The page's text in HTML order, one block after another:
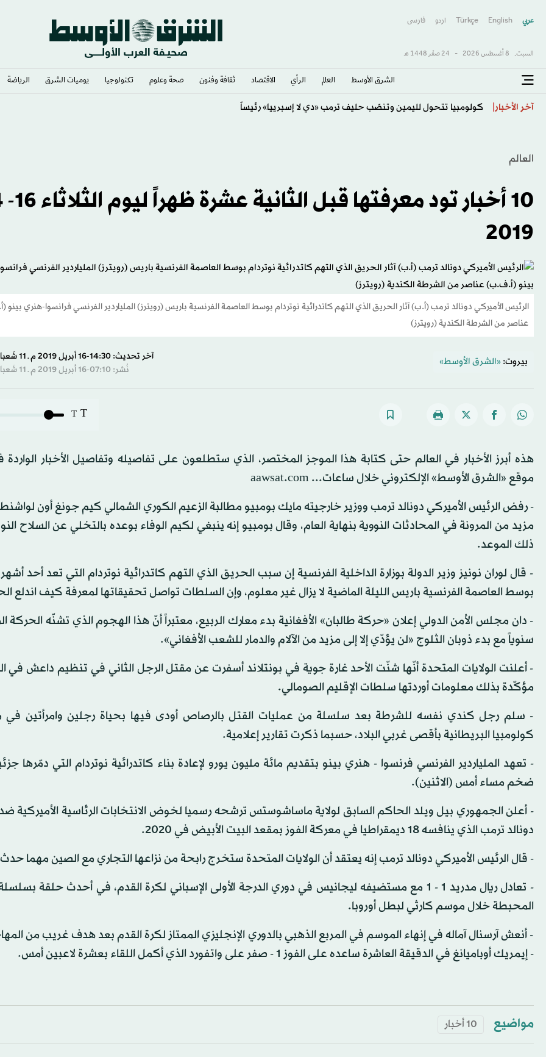
عربي English
Türkçe اردو فارسى
السبت, 8 أغسطس 2026 - 24 صفَر 1448 هـ
الشرق الأوسط​ العالم الرأي الاقتصاد ثقافة وفنون صحة وعلوم تكنولوجيا يوميات الشرق​ الرياضة
آخر الأخبار
العالم
2019
الرئيس الأميركي دونالد ترمب (أ.ب) آثار الحريق الذي التهم كاتدرائية نوتردام بوسط العاصمة الفرنسية باريس (رويترز) الملياردير الفرنسي فرانسوا-هنري
عناصر من الشرطة الكندية (رويترز)
بيروت: «الشرق الأوسط»
آخر تحديث: 14:30-16 أبريل 2019 م ـ 11 شَعبان 1440 هـ
نُشر: 07:10-16 أبريل 2019 م ـ 11 شَعبان 1440 هـ
T
T
هذه أبرز الأخبار في العالم حتى كتابة هذا الموجز المختصر، الذي ستطلعون على تفاصيله وتفاصيل الأخبار
موقع «الشرق الأوسط» الإلكتروني خلال ساعات... aawsat.com
- رفض الرئيس الأميركي دونالد ترمب ووزير خارجيته مايك بومبيو مطالبة الزعيم الكوري الشمالي كيم جونغ أون
مزيد من المرونة في المحادثات النووية بنهاية العام، وقال بومبيو إنه ينبغي لكيم الوفاء بوعده بالتخلي عن السلاح
ذلك الموعد.
- قال لوران نونيز وزير الدولة بوزارة الداخلية الفرنسية إن سبب الحريق الذي التهم كاتدرائية نوتردام التي تعد أحد
بوسط العاصمة الفرنسية باريس الليلة الماضية لا يزال غير معلوم، وإن السلطات تواصل تحقيقاتها لمعرفة كيف اندلع
- دان مجلس الأمن الدولي إعلان «حركة طالبان» الأفغانية بدء معارك الربيع، معتبراً أنّ هذا الهجوم الذي تشنّه الحركة
سنوياً مع بدء ذوبان الثلوج «لن يؤدّي إلا إلى مزيد من الآلام والدمار للشعب الأفغاني».
- أعلنت الولايات المتحدة أنّها شنّت الأحد غارة جوية في بونتلاند أسفرت عن مقتل الرجل الثاني في تنظيم داعش في
مؤكّدة بذلك معلومات أوردتها سلطات الإقليم الصومالي.
- سلم رجل كندي نفسه للشرطة بعد سلسلة من عمليات القتل بالرصاص أودى فيها بحياة رجلين وامرأتين في
كولومبيا البريطانية بأقصى غربي البلاد، حسبما ذكرت تقارير إعلامية.
- تعهد الملياردير الفرنسي فرنسوا - هنري بينو بتقديم مائة مليون يورو لإعادة بناء كاتدرائية نوتردام التي دمّرها
ضخم مساء أمس (الاثنين).
- أعلن الجمهوري بيل ويلد الحاكم السابق لولاية ماساشوستس ترشحه رسميا لخوض الانتخابات الرئاسية الأميركية
دونالد ترمب الذي ينافسه 18 ديمقراطيا في معركة الفوز بمقعد البيت الأبيض في 2020.
- قال الرئيس الأميركي دونالد ترمب إنه يعتقد أن الولايات المتحدة ستخرج رابحة من نزاعها التجاري مع الصين مهما
- تعادل ريال مدريد 1 - 1 مع مستضيفه ليجانيس في دوري الدرجة الأولى الإسباني لكرة القدم، في أحدث حلقة
المحبطة خلال موسم كارثي لبطل أوروبا.
- أنعش آرسنال آماله في إنهاء الموسم في المربع الذهبي بالدوري الإنجليزي الممتاز لكرة القدم بعد هدف غريب من
- إيمريك أوباميانغ في الدقيقة العاشرة ساعده على الفوز 1 - صفر على واتفورد الذي أكمل اللقاء بعشرة لاعبين أمس.
مواضيع 10 أخبار